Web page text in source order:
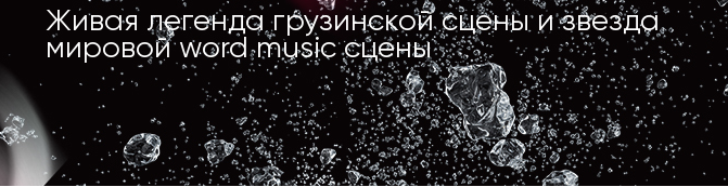
Живая легенда грузинской сцены и звезда
мировой word music сцены